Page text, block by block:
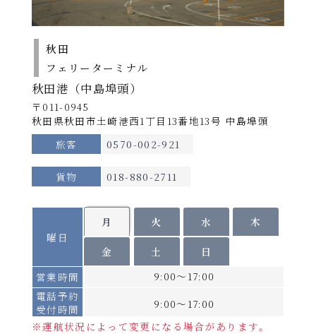
配船表
各運航日の船舶名はこちらをご確認ください。
2026年8月
2026年9月 PDF
2026年10月 PDF
2026年11月
PDFファイルをご覧になる
には、Adobe(R)Reader(TM)が必要です。
未就学児は大人1名につき1名添い寝でご利用いただけ
ます（無料）。
船席を確保する場合は小学生の運賃が必要です。
スイートルームでは食事サービスがございます。
（北行き）朝食・昼食･･･各1回 （南行き）夕食・朝
※提供はルームサービスになる場合がございます。
※召し上がらない場合、食事代の払い戻しはございま
せん。
【個室/貸切料金】
期間Ａ：不要（定員の半数に満たない場合はご利用い
期間Ｂ・Ｃ・Ｄ：不足定員1名につき、別途貸切料金
（各等級大人運賃の半額）を申し受けます。
個室の相部屋はございません。
乗用車航送運賃は こちら
（1台あたり・運転
手のツーリストBまたはA運賃を含む）
手荷物運賃(1つあたり)
秋田
フェリーターミナル
秋田港（中島埠頭）
〒011-0945
秋田県秋田市土崎港西1丁目13番地13号 中島埠頭
旅客
0570-002-921
貨物 018-880-2711
曜日
営業時間
電話予約
受付時間
月 火 水 木
金 土
日
9:00～17:00
9:00～17:00
※運航状況によって変更になる場合があります。